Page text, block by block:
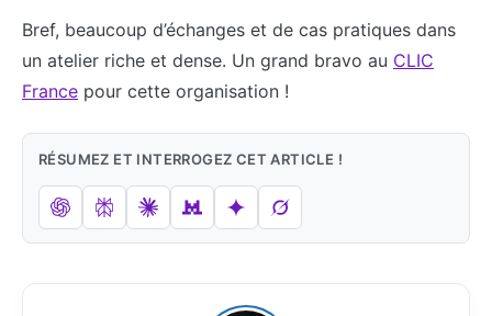
Bref, beaucoup d’échanges et de cas pratiques dans
un atelier riche et dense. Un grand bravo au CLIC
France pour cette organisation !
RÉSUMEZ ET INTERROGEZ CET ARTICLE !